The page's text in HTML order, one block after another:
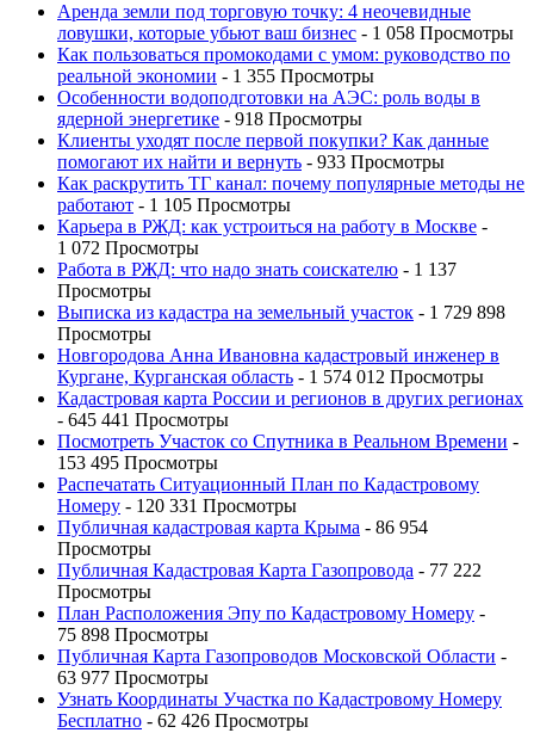
Аренда земли под торговую точку: 4 неочевидные
ловушки, которые убьют ваш бизнес - 1 058 Просмотры
Как пользоваться промокодами с умом: руководство по
реальной экономии - 1 355 Просмотры
Особенности водоподготовки на АЭС: роль воды в
ядерной энергетике - 918 Просмотры
Клиенты уходят после первой покупки? Как данные
помогают их найти и вернуть - 933 Просмотры
Как раскрутить ТГ канал: почему популярные методы не
работают - 1 105 Просмотры
Карьера в РЖД: как устроиться на работу в Москве -
1 072 Просмотры
Работа в РЖД: что надо знать соискателю - 1 137
Просмотры
Выписка из кадастра на земельный участок - 1 729 898
Просмотры
Новгородова Анна Ивановна кадастровый инженер в
Кургане, Курганская область - 1 574 012 Просмотры
Кадастровая карта России и регионов в других регионах
- 645 441 Просмотры
Посмотреть Участок со Спутника в Реальном Времени -
153 495 Просмотры
Распечатать Ситуационный План по Кадастровому
Номеру - 120 331 Просмотры
Публичная кадастровая карта Крыма - 86 954
Просмотры
Публичная Кадастровая Карта Газопровода - 77 222
Просмотры
План Расположения Эпу по Кадастровому Номеру -
75 898 Просмотры
Публичная Карта Газопроводов Московской Области -
63 977 Просмотры
Узнать Координаты Участка по Кадастровому Номеру
Бесплатно - 62 426 Просмотры